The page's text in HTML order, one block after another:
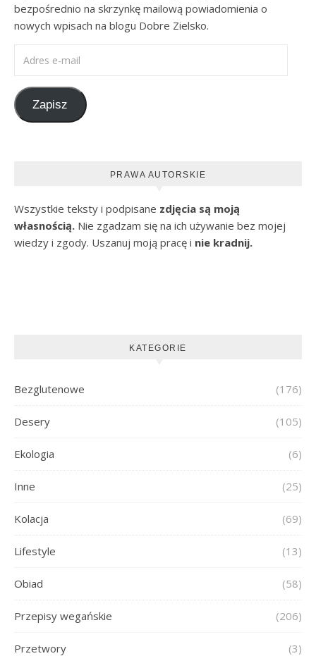
bezpośrednio na skrzynkę mailową powiadomienia o
nowych wpisach na blogu Dobre Zielsko.
Zapisz
PRAWA AUTORSKIE
Wszystkie teksty i podpisane zdjęcia są moją
własnością. Nie zgadzam się na ich używanie bez mojej
wiedzy i zgody. Uszanuj moją pracę i nie kradnij.
KATEGORIE
Bezglutenowe (176)
Desery (105)
Ekologia (6)
Inne (25)
Kolacja (69)
Lifestyle (13)
Obiad (58)
Przepisy wegańskie (206)
Przetwory (3)